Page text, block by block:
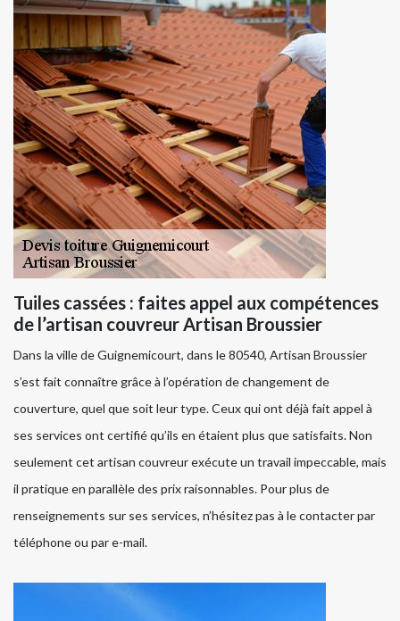
Tuiles cassées : faites appel aux compétences
de l’artisan couvreur Artisan Broussier
Dans la ville de Guignemicourt, dans le 80540, Artisan Broussier
s’est fait connaître grâce à l’opération de changement de
couverture, quel que soit leur type. Ceux qui ont déjà fait appel à
ses services ont certifié qu’ils en étaient plus que satisfaits. Non
seulement cet artisan couvreur exécute un travail impeccable, mais
il pratique en parallèle des prix raisonnables. Pour plus de
renseignements sur ses services, n’hésitez pas à le contacter par
téléphone ou par e-mail.